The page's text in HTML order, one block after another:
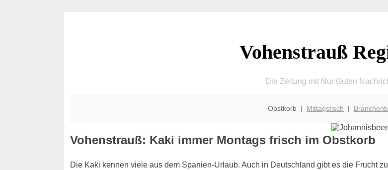
Vohenstrauß
Die Zeitung mit Nur Guten
Obstkorb | Mittagstisch |
Vohenstrauß: Kaki immer Montags frisch im Obstkorb
Die Kaki kennen viele aus dem Spanien-Urlaub. Auch in Deutschland gibt es die Frucht